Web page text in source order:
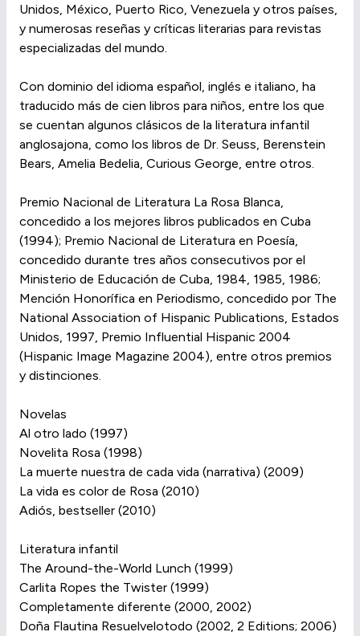
Unidos, México, Puerto Rico, Venezuela y otros países,
y numerosas reseñas y críticas literarias para revistas
especializadas del mundo.
Con dominio del idioma español, inglés e italiano, ha
traducido más de cien libros para niños, entre los que
se cuentan algunos clásicos de la literatura infantil
anglosajona, como los libros de Dr. Seuss, Berenstein
Bears, Amelia Bedelia, Curious George, entre otros.
Premio Nacional de Literatura La Rosa Blanca,
concedido a los mejores libros publicados en Cuba
(1994); Premio Nacional de Literatura en Poesía,
concedido durante tres años consecutivos por el
Ministerio de Educación de Cuba, 1984, 1985, 1986;
Mención Honorífica en Periodismo, concedido por The
National Association of Hispanic Publications, Estados
Unidos, 1997, Premio Influential Hispanic 2004
(Hispanic Image Magazine 2004), entre otros premios
y distinciones.
Novelas
Al otro lado (1997)
Novelita Rosa (1998)
La muerte nuestra de cada vida (narrativa) (2009)
La vida es color de Rosa (2010)
Adiós, bestseller (2010)
Literatura infantil
The Around-the-World Lunch (1999)
Carlita Ropes the Twister (1999)
Completamente diferente (2000, 2002)
Doña Flautina Resuelvelotodo (2002, 2 Editions; 2006)